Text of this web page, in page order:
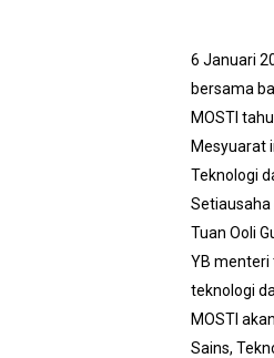
6 Januari
bersama
MOSTI
Mesyuarat
Teknologi
Setiausaha
Tuan Ooli
YB menteri
teknologi
MOSTI
Sains,